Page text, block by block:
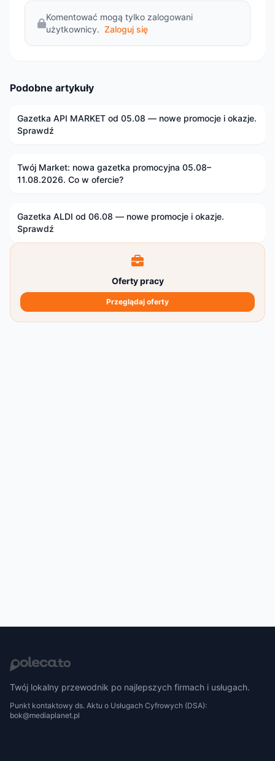
Komentować mogą tylko zalogowani
użytkownicy. Zaloguj się
Podobne artykuły
Gazetka API MARKET od 05.08 — nowe promocje i okazje.
Sprawdź
Twój Market: nowa gazetka promocyjna 05.08–
11.08.2026. Co w ofercie?
Gazetka ALDI od 06.08 — nowe promocje i okazje.
Sprawdź
Oferty pracy
Przeglądaj oferty
Twój lokalny przewodnik po najlepszych firmach i usługach.
Punkt kontaktowy ds. Aktu o Usługach Cyfrowych (DSA):
bok@mediaplanet.pl